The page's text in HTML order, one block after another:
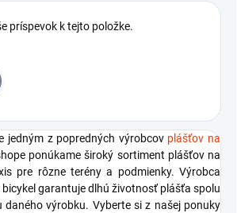
príspevok k tejto položke.
jedným z popredných výrobcov plášťov na
ponúkame široký sortiment plášťov na
pre rôzne terény a podmienky. Výrobca
garantuje dlhú životnosť plášťa spolu
daného výrobku. Vyberte si z našej ponuky